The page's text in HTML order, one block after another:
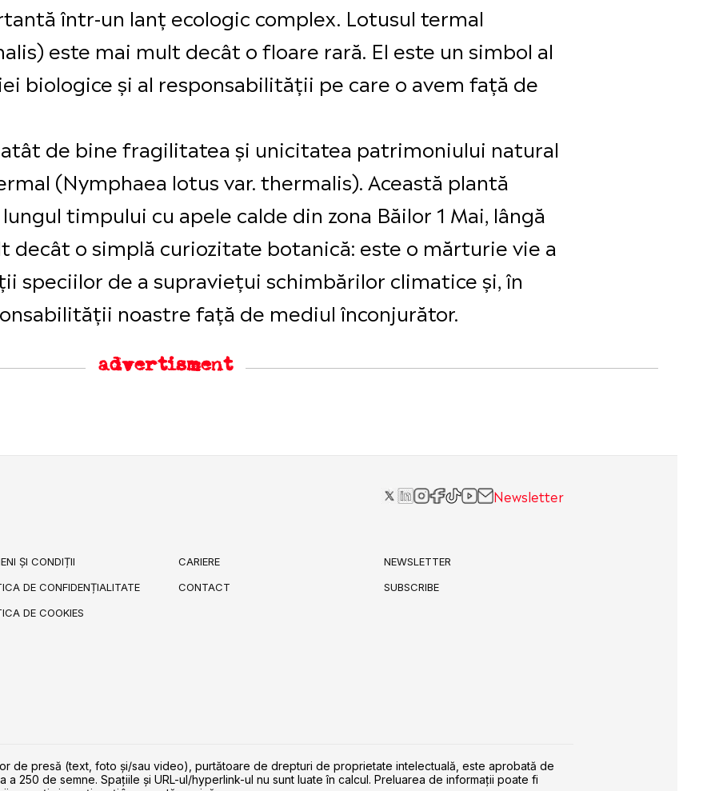
într-un lanț ecologic complex. Lotusul termal
este mai mult decât o floare rară. El este un simbol al
biologice și al responsabilității pe care o avem față de
de bine fragilitatea și unicitatea patrimoniului natural
(Nymphaea lotus var. thermalis). Această plantă
timpului cu apele calde din zona Băilor 1 Mai, lângă
decât o simplă curiozitate botanică: este o mărturie vie a
speciilor de a supraviețui schimbărilor climatice și, în
noastre față de mediul înconjurător.
advertisment
Newsletter
ȘI CONDIȚII
DE CONFIDENȚIALITATE
DE COOKIES
CARIERE
CONTACT
NEWSLETTER
SUBSCRIBE
de presă (text, foto și/sau video), purtătoare de drepturi de proprietate intelectuală, este aprobată de
a 250 de semne. Spaţiile şi URL-ul/hyperlink-ul nu sunt luate în calcul. Preluarea de informaţii poate fi